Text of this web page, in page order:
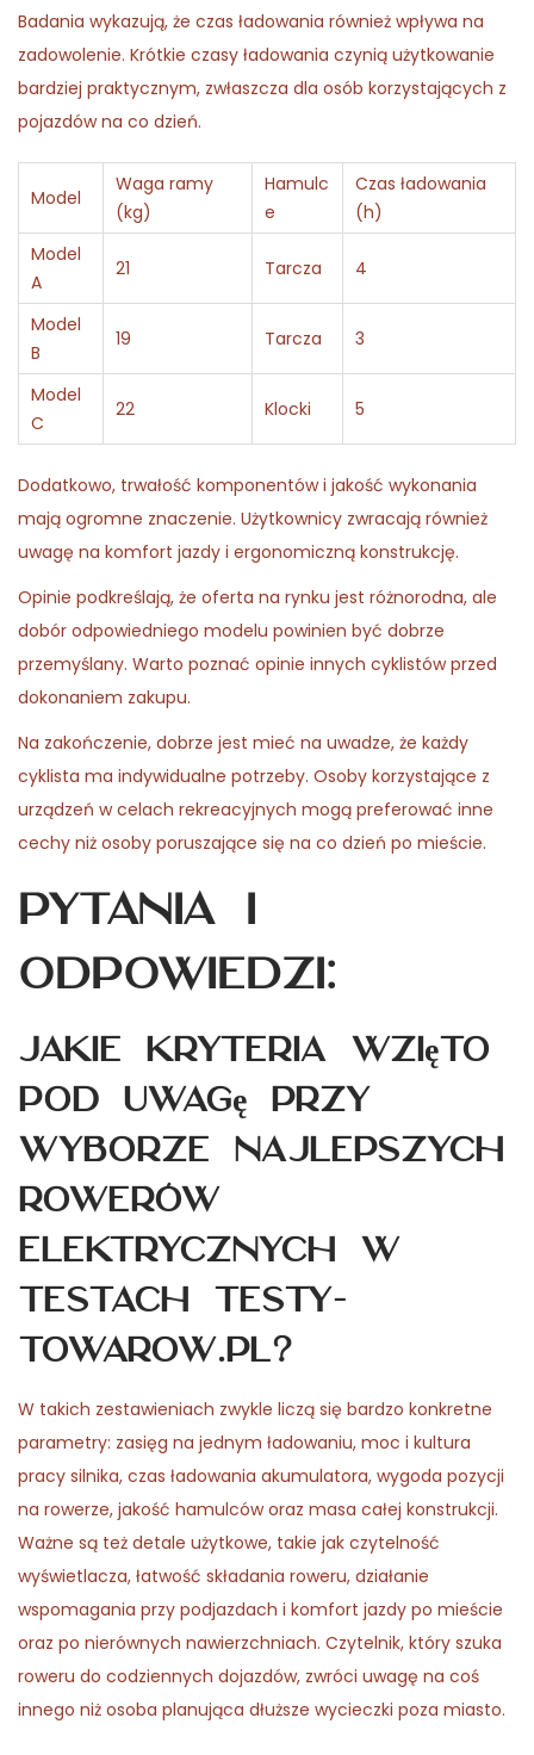
Badania wykazują, że czas ładowania również wpływa na
zadowolenie. Krótkie czasy ładowania czynią użytkowanie
bardziej praktycznym, zwłaszcza dla osób korzystających z
pojazdów na co dzień.
Model
Waga ramy
(kg)
Hamulc
e
Czas ładowania
(h)
Model
A
21 Tarcza 4
Model
B
19 Tarcza 3
Model
C
22 Klocki 5
Dodatkowo, trwałość komponentów i jakość wykonania
mają ogromne znaczenie. Użytkownicy zwracają również
uwagę na komfort jazdy i ergonomiczną konstrukcję.
Opinie podkreślają, że oferta na rynku jest różnorodna, ale
dobór odpowiedniego modelu powinien być dobrze
przemyślany. Warto poznać opinie innych cyklistów przed
dokonaniem zakupu.
Na zakończenie, dobrze jest mieć na uwadze, że każdy
cyklista ma indywidualne potrzeby. Osoby korzystające z
urządzeń w celach rekreacyjnych mogą preferować inne
cechy niż osoby poruszające się na co dzień po mieście.
Pytania i
odpowiedzi:
Jakie kryteria wzięto
pod uwagę przy
wyborze najlepszych
rowerów
elektrycznych w
testach testy-
towarow.pl?
W takich zestawieniach zwykle liczą się bardzo konkretne
parametry: zasięg na jednym ładowaniu, moc i kultura
pracy silnika, czas ładowania akumulatora, wygoda pozycji
na rowerze, jakość hamulców oraz masa całej konstrukcji.
Ważne są też detale użytkowe, takie jak czytelność
wyświetlacza, łatwość składania roweru, działanie
wspomagania przy podjazdach i komfort jazdy po mieście
oraz po nierównych nawierzchniach. Czytelnik, który szuka
roweru do codziennych dojazdów, zwróci uwagę na coś
innego niż osoba planująca dłuższe wycieczki poza miasto.